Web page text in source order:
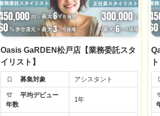
Oasis GaRDEN松戸店【業務委託スタ
イリスト】
募集対象 アシスタント
平均デビュー
年数
1年
ト